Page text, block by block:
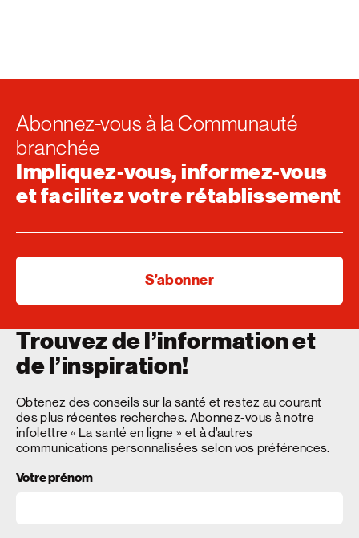
Abonnez-vous à la Communauté
branchée
Impliquez-vous, informez-vous
et facilitez votre rétablissement
S’abonner
Trouvez de l’information et
de l’inspiration!
Obtenez des conseils sur la santé et restez au courant
des plus récentes recherches. Abonnez-vous à notre
infolettre « La santé en ligne » et à d’autres
communications personnalisées selon vos préférences.
Votre prénom